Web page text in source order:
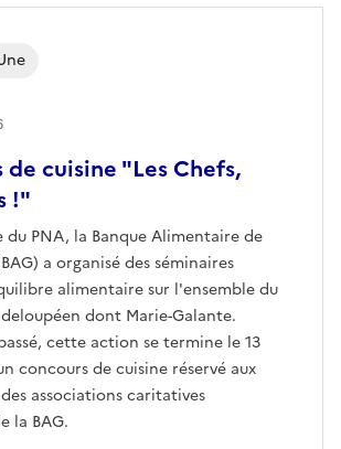
de cuisine "Les Chefs,
!"
du PNA, la Banque Alimentaire de
a organisé des séminaires
alimentaire sur l'ensemble du
dont Marie-Galante.
cette action se termine le 13
concours de cuisine réservé aux
associations caritatives
la BAG.